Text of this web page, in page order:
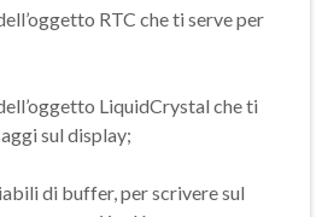
RTC che ti serve per
LiquidCrystal che ti
sul display;
di buffer, per scrivere sul